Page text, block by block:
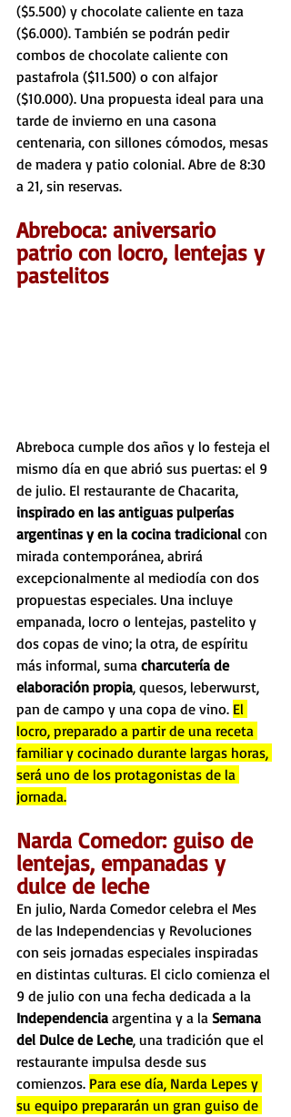
($5.500) y chocolate caliente en taza
($6.000). También se podrán pedir
combos de chocolate caliente con
pastafrola ($11.500) o con alfajor
($10.000). Una propuesta ideal para una
tarde de invierno en una casona
centenaria, con sillones cómodos, mesas
de madera y patio colonial. Abre de 8:30
a 21, sin reservas.
Abreboca: aniversario
patrio con locro, lentejas y
pastelitos
Abreboca cumple dos años y lo festeja el
mismo día en que abrió sus puertas: el 9
de julio. El restaurante de Chacarita,
inspirado en las antiguas pulperías
argentinas y en la cocina tradicional con
mirada contemporánea, abrirá
excepcionalmente al mediodía con dos
propuestas especiales. Una incluye
empanada, locro o lentejas, pastelito y
dos copas de vino; la otra, de espíritu
más informal, suma charcutería de
elaboración propia, quesos, leberwurst,
pan de campo y una copa de vino. El
locro, preparado a partir de una receta
familiar y cocinado durante largas horas,
será uno de los protagonistas de la
jornada.
Narda Comedor: guiso de
lentejas, empanadas y
dulce de leche
En julio, Narda Comedor celebra el Mes
de las Independencias y Revoluciones
con seis jornadas especiales inspiradas
en distintas culturas. El ciclo comienza el
9 de julio con una fecha dedicada a la
Independencia argentina y a la Semana
del Dulce de Leche, una tradición que el
restaurante impulsa desde sus
comienzos. Para ese día, Narda Lepes y
su equipo prepararán un gran guiso de